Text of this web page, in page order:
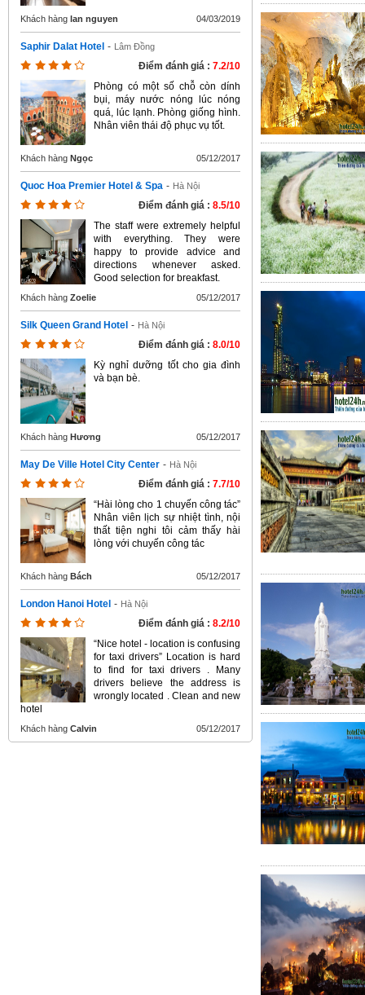
Khách hàng lan nguyen 04/03/2019
Saphir Dalat Hotel - Lâm Đồng
Điểm đánh giá : 7.2/10
Phòng có một số chỗ còn dính
bụi, máy nước nóng lúc nóng
quá, lúc lạnh. Phòng giống hình.
Nhân viên thái độ phục vụ tốt.
Khách hàng Ngọc 05/12/2017
Quoc Hoa Premier Hotel & Spa - Hà Nội
Điểm đánh giá : 8.5/10
The staff were extremely helpful
with everything. They were
happy to provide advice and
directions whenever asked.
Good selection for breakfast.
Khách hàng Zoelie 05/12/2017
Silk Queen Grand Hotel - Hà Nội
Điểm đánh giá : 8.0/10
Kỳ nghỉ dưỡng tốt cho gia đình
và bạn bè.
Khách hàng Hương 05/12/2017
May De Ville Hotel City Center - Hà Nội
Điểm đánh giá : 7.7/10
“Hài lòng cho 1 chuyến công tác”
Nhân viên lịch sự nhiệt tình, nội
thất tiện nghi tôi cảm thấy hài
lòng với chuyến công tác
Khách hàng Bách 05/12/2017
London Hanoi Hotel - Hà Nội
Điểm đánh giá : 8.2/10
“Nice hotel - location is confusing
for taxi drivers” Location is hard
to find for taxi drivers . Many
drivers believe the address is
wrongly located . Clean and new
hotel
Khách hàng Calvin 05/12/2017